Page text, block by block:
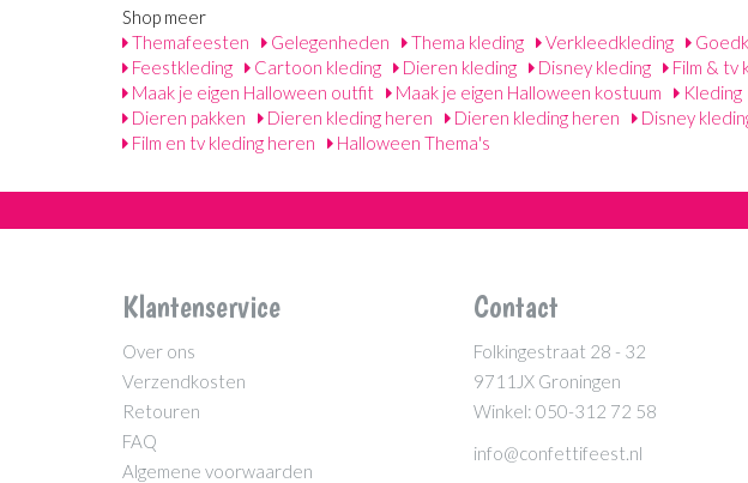
Shop meer
Themafeesten
Gelegenheden Thema kleding Verkleedkleding
Feestkleding
Cartoon kleding Dieren kleding Disney kleding Film & tv
Maak je eigen Halloween outfit
Maak je eigen Halloween kostuum Kleding
Dieren pakken
Dieren kleding heren Dieren kleding heren Disney
Film en tv kleding heren
Halloween Thema's
Klantenservice
Over ons
Verzendkosten
Retouren
FAQ
Algemene voorwaarden
Contact
Folkingestraat 28 - 32
9711JX Groningen
Winkel: 050-312 72 58
info@confettifeest.nl